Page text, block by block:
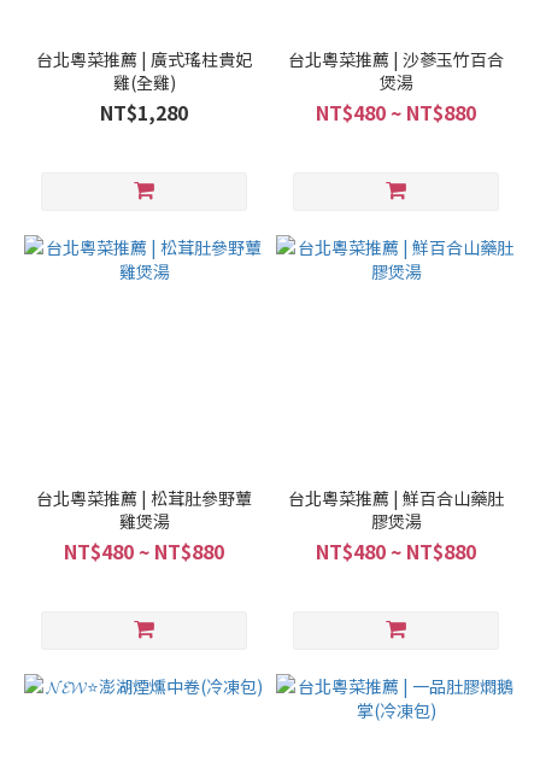
台北粵菜推薦 | 廣式瑤柱貴妃
雞(全雞)
NT$1,280
台北粵菜推薦 | 沙蔘玉竹百合
煲湯
NT$480 ~ NT$880
台北粵菜推薦 | 松茸肚參野蕈
雞煲湯
NT$480 ~ NT$880
台北粵菜推薦 | 鮮百合山藥肚
膠煲湯
NT$480 ~ NT$880